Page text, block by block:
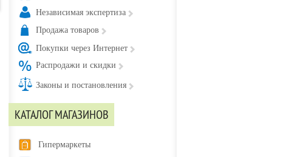
Независимая экспертиза
Продажа товаров
Покупки через Интернет
Распродажи и скидки
Законы и постановления
КАТАЛОГ МАГАЗИНОВ
Гипермаркеты